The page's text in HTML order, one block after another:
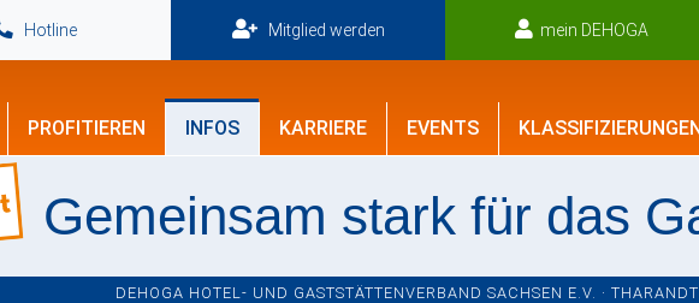
Hotline Mitglied werden mein DEHOGA
PROFITIEREN INFOS KARRIERE EVENTS
Gemeinsam stark für das
DEHOGA HOTEL- UND GASTSTÄTTENVERBAND SACHSEN E.V. ·